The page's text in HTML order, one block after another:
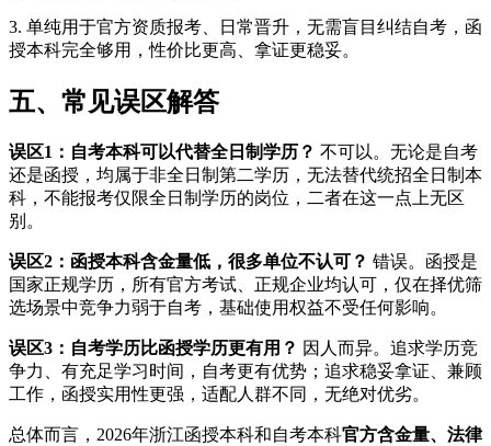
3. 单纯用于官方资质报考、日常晋升，无需盲目纠结自考，函
授本科完全够用，性价比更高、拿证更稳妥。
五、常见误区解答
误区1：自考本科可以代替全日制学历？ 不可以。无论是自考
还是函授，均属于非全日制第二学历，无法替代统招全日制本
科，不能报考仅限全日制学历的岗位，二者在这一点上无区
别。
误区2：函授本科含金量低，很多单位不认可？ 错误。函授是
国家正规学历，所有官方考试、正规企业均认可，仅在择优筛
选场景中竞争力弱于自考，基础使用权益不受任何影响。
误区3：自考学历比函授学历更有用？ 因人而异。追求学历竞
争力、有充足学习时间，自考更有优势；追求稳妥拿证、兼顾
工作，函授实用性更强，适配人群不同，无绝对优劣。
总体而言，2026年浙江函授本科和自考本科官方含金量、法律